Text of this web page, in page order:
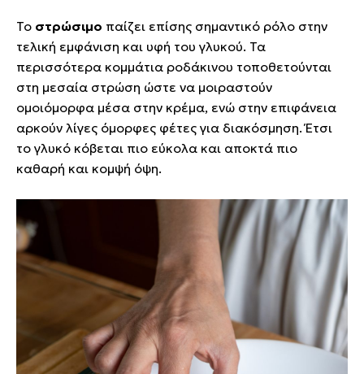
Το στρώσιμο παίζει επίσης σημαντικό ρόλο στην
τελική εμφάνιση και υφή του γλυκού. Τα
περισσότερα κομμάτια ροδάκινου τοποθετούνται
στη μεσαία στρώση ώστε να μοιραστούν
ομοιόμορφα μέσα στην κρέμα, ενώ στην επιφάνεια
αρκούν λίγες όμορφες φέτες για διακόσμηση. Έτσι
το γλυκό κόβεται πιο εύκολα και αποκτά πιο
καθαρή και κομψή όψη.